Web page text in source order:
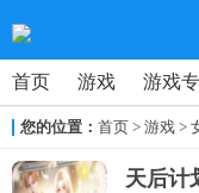
首页 游戏 游戏
您的位置： 首页 > 游戏 >
天后计